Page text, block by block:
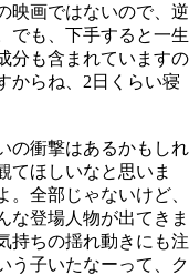
映画ではないので、逆
でも、下手すると一生
分も含まれていますの
からね、2日くらい寝
の衝撃はあるかもしれ
てほしいなと思いま
全部じゃないけど、
登場人物が出てきま
持ちの揺れ動きにも注
う子いたなーって、ク